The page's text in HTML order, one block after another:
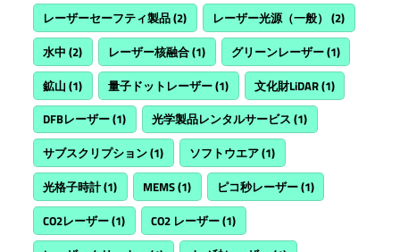
レーザーセーフティ製品(2) レーザー光源（一般） (2)
水中 (2) レーザー核融合(1) グリーンレーザー(1)
鉱山 (1) 量子ドットレーザー(1) 文化財LiDAR(1)
DFBレーザー(1) 光学製品レンタルサービス (1)
サブスクリプション(1) ソフトウエア(1)
光格子時計(1) MEMS(1) ピコ秒レーザー(1)
CO2レーザー(1) CO2 レーザー(1)